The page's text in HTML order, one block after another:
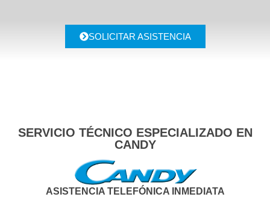
SOLICITAR ASISTENCIA
SERVICIO TÉCNICO ESPECIALIZADO EN
CANDY
ASISTENCIA TELEFÓNICA INMEDIATA